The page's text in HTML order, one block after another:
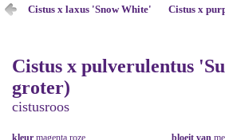
Cistus x laxus 'Snow White' Cistus x
Cistus x pulverulentus
groter)
cistusroos
kleur magenta roze bloeit van